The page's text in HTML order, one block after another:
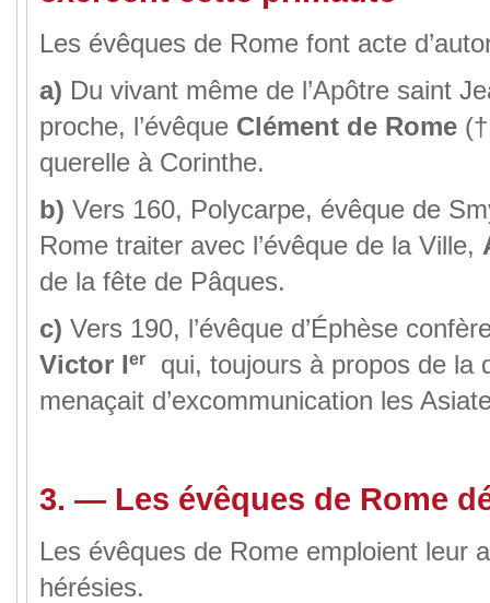
Les évêques de Rome font acte
a) Du vivant même de l’Apôtre saint
proche, l’évêque Clément de Rome(†
querelle à Corinthe.
b) Vers 160, Polycarpe, évêque de
Rome traiter avec l’évêque de la Ville,
de la fête de Pâques.
c) Vers 190, l’évêque d’Éphèse
Victor Ierqui, toujours à propos de la
menaçait d’excommunication les
3. — Les évêques de Rome
Les évêques de Rome emploient leur
hérésies.